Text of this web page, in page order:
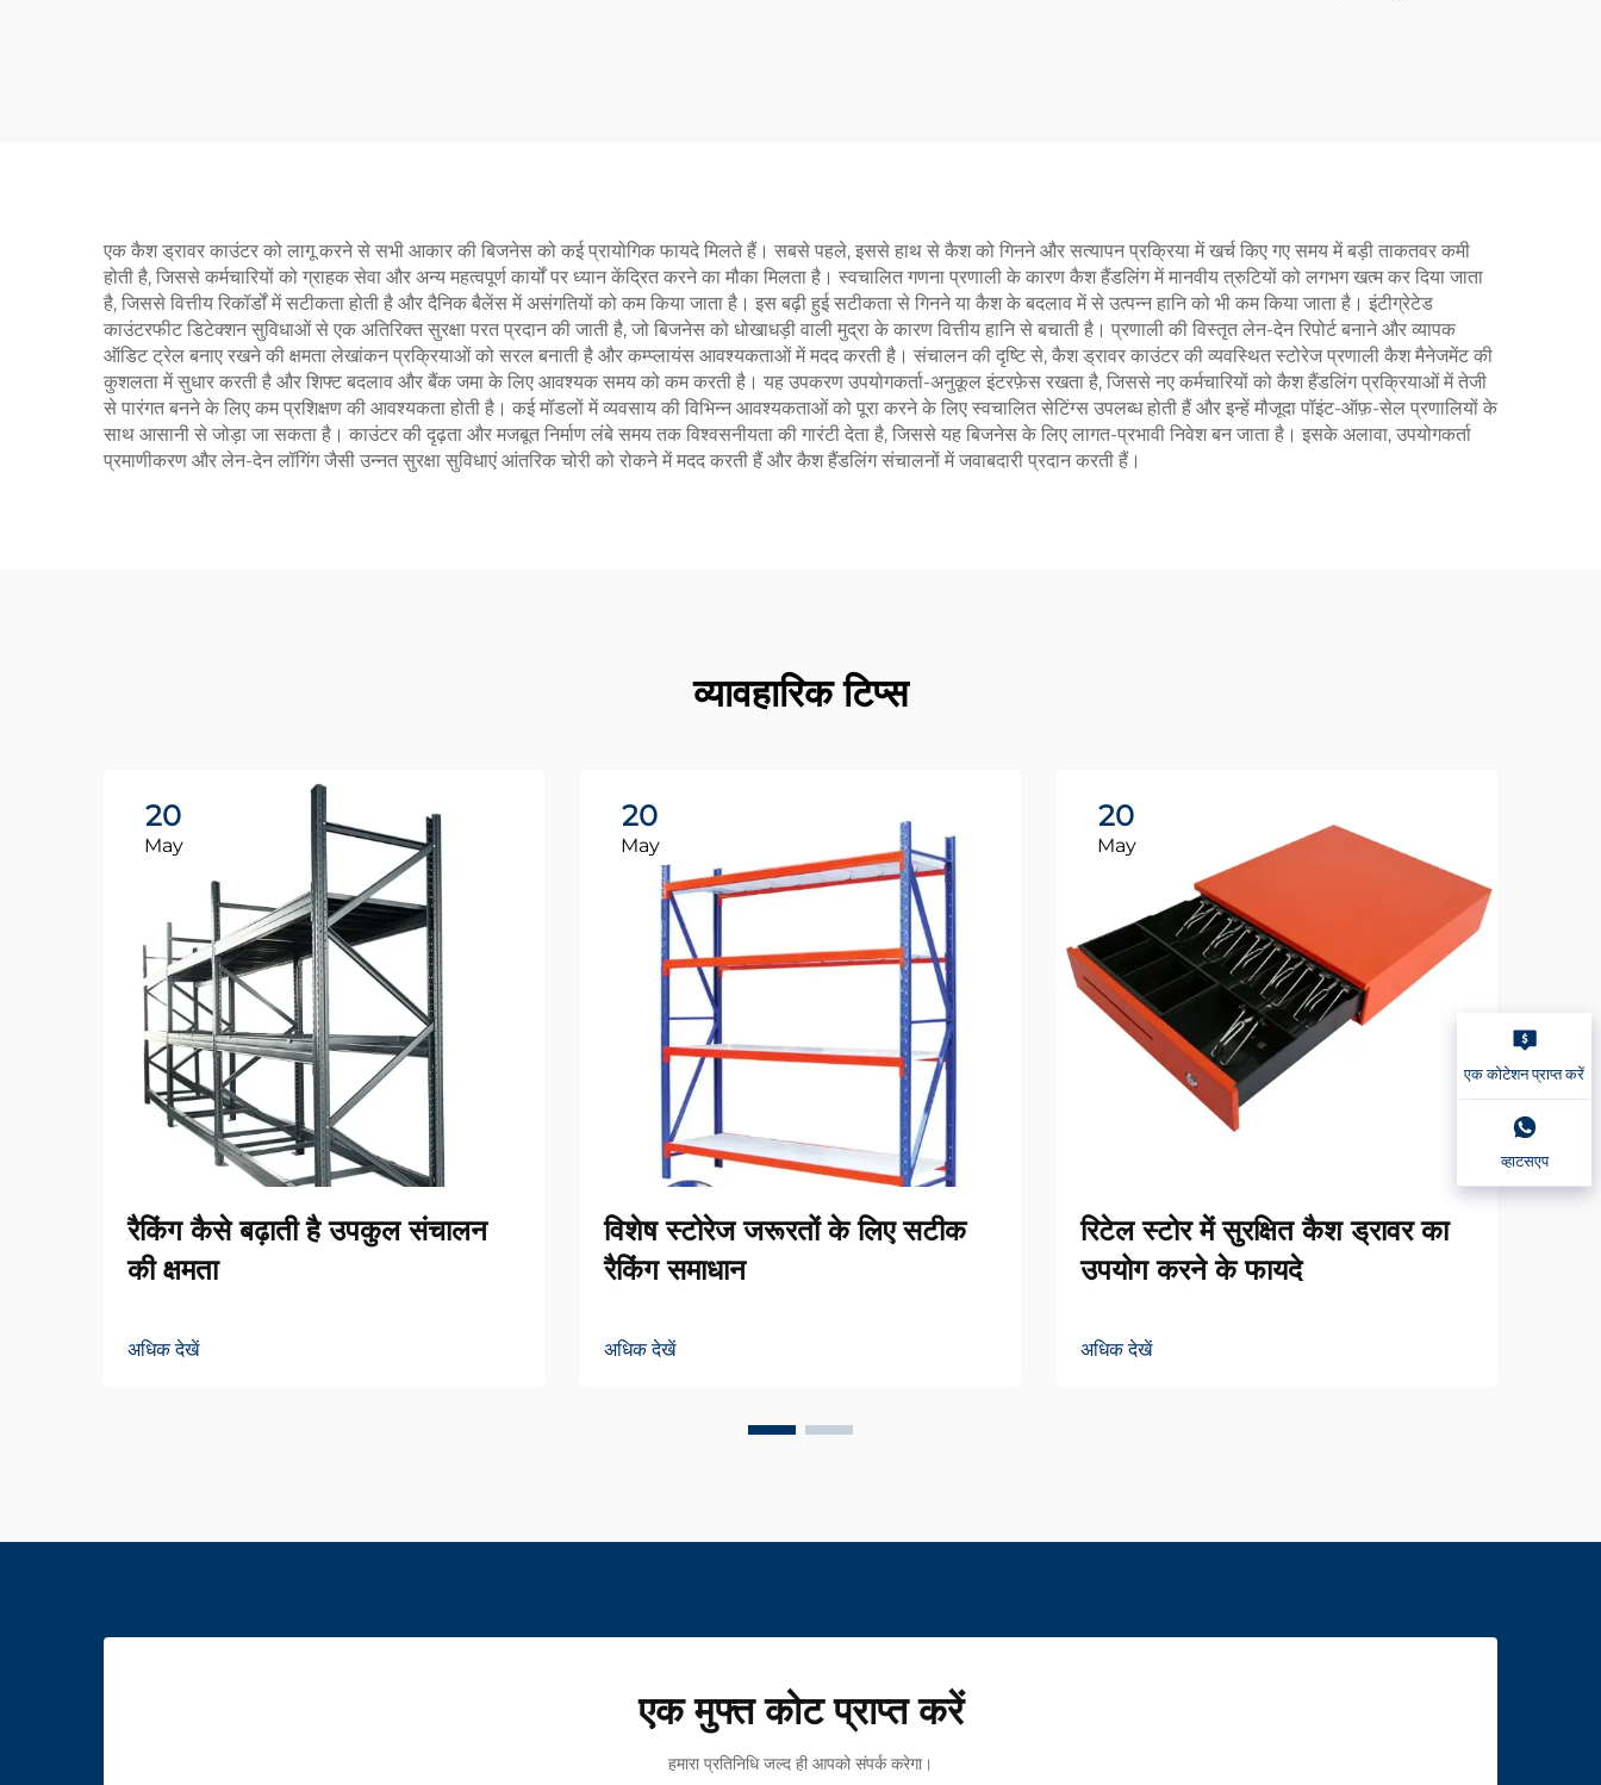
एक कैश ड्रावर काउंटर को लागू करने से सभी आकार की बिजनेस को कई प्रायोगिक फायदे मिलते हैं। सबसे पहले, इससे हाथ से कैश को गिनने और सत्यापन प्रक्रिया में खर्च किए गए समय में बड़ी ताकतवर कमी
होती है, जिससे कर्मचारियों को ग्राहक सेवा और अन्य महत्वपूर्ण कार्यों पर ध्यान केंद्रित करने का मौका मिलता है। स्वचालित गणना प्रणाली के कारण कैश हैंडलिंग में मानवीय त्रुटियों को लगभग खत्म कर दिया जाता
है, जिससे वित्तीय रिकॉर्डों में सटीकता होती है और दैनिक बैलेंस में असंगतियों को कम किया जाता है। इस बढ़ी हुई सटीकता से गिनने या कैश के बदलाव में से उत्पन्न हानि को भी कम किया जाता है। इंटीग्रेटेड
काउंटरफीट डिटेक्शन सुविधाओं से एक अतिरिक्त सुरक्षा परत प्रदान की जाती है, जो बिजनेस को धोखाधड़ी वाली मुद्रा के कारण वित्तीय हानि से बचाती है। प्रणाली की विस्तृत लेन-देन रिपोर्ट बनाने और व्यापक
ऑडिट ट्रेल बनाए रखने की क्षमता लेखांकन प्रक्रियाओं को सरल बनाती है और कम्प्लायंस आवश्यकताओं में मदद करती है। संचालन की दृष्टि से, कैश ड्रावर काउंटर की व्यवस्थित स्टोरेज प्रणाली कैश मैनेजमेंट की
कुशलता में सुधार करती है और शिफ्ट बदलाव और बैंक जमा के लिए आवश्यक समय को कम करती है। यह उपकरण उपयोगकर्ता-अनुकूल इंटरफ़ेस रखता है, जिससे नए कर्मचारियों को कैश हैंडलिंग प्रक्रियाओं में तेजी
से पारंगत बनने के लिए कम प्रशिक्षण की आवश्यकता होती है। कई मॉडलों में व्यवसाय की विभिन्न आवश्यकताओं को पूरा करने के लिए स्वचालित सेटिंग्स उपलब्ध होती हैं और इन्हें मौजूदा पॉइंट-ऑफ़-सेल प्रणालियों के
साथ आसानी से जोड़ा जा सकता है। काउंटर की दृढ़ता और मजबूत निर्माण लंबे समय तक विश्वसनीयता की गारंटी देता है, जिससे यह बिजनेस के लिए लागत-प्रभावी निवेश बन जाता है। इसके अलावा, उपयोगकर्ता
प्रमाणीकरण और लेन-देन लॉगिंग जैसी उन्नत सुरक्षा सुविधाएं आंतरिक चोरी को रोकने में मदद करती हैं और कैश हैंडलिंग संचालनों में जवाबदारी प्रदान करती हैं।
व्यावहारिक टिप्स
20
May
रैकिंग कैसे बढ़ाती है उपकुल संचालन
की क्षमता
अधिक देखें
20
May
विशेष स्टोरेज जरूरतों के लिए सटीक
रैकिंग समाधान
अधिक देखें
20
May
रिटेल स्टोर में सुरक्षित कैश ड्रावर का
उपयोग करने के फायदे
अधिक देखें
एक मुफ्त कोट प्राप्त करें
हमारा प्रतिनिधि जल्द ही आपको संपर्क करेगा।
एक कोटेशन प्राप्त करें
व्हाटसएप